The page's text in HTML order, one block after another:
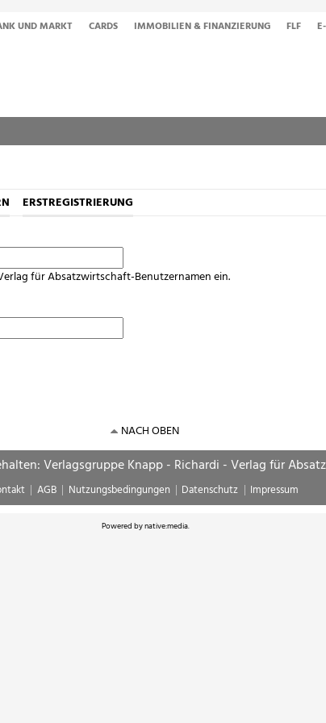
UND MARKT CARDS IMMOBILIEN & FINANZIERUNG FLF
ERSTREGISTRIERUNG
für Absatzwirtschaft-Benutzernamen ein.
NACH OBEN
Verlagsgruppe Knapp - Richardi - Verlag für
AGB Nutzungsbedingungen Datenschutz Impressum
Powered bynative:media.